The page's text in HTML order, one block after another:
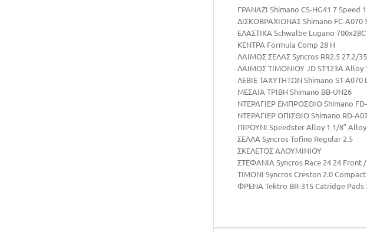
ΓΡΑΝΑΖΙ Shimano CS-HG41 7 Speed
ΔΙΣΚΟΒΡΑΧΙΩΝΑΣ Shimano FC-A070
ΕΛΑΣΤΙΚΑ Schwalbe Lugano 700x28C
ΚΕΝΤΡΑ Formula Comp 28 H
ΛΑΙΜΟΣ ΣΕΛΑΣ Syncros RR2.5 27.2/
ΛΑΙΜΟΣ ΤΙΜΟΝΙΟΥ JD ST123A Alloy
ΛΕΒΙΕ ΤΑΧΥΤΗΤΩΝ Shimano ST-A070
ΜΕΣΑΙΑ ΤΡΙΒΗ Shimano BB-UN26
ΝΤΕΡΑΓΙΕΡ ΕΜΠΡΟΣΘΙΟ Shimano
ΝΤΕΡΑΓΙΕΡ ΟΠΙΣΘΙΟ Shimano RD-
ΠΙΡΟΥΝΙ Speedster Alloy 1 1/8″
ΣΕΛΛΑ Syncros Tofino Regular 2.5
ΣΚΕΛΕΤΟΣ ΑΛΟΥΜΙΝΙΟΥ
ΣΤΕΦΑΝΙΑ Syncros Race 24 24 Front
ΤΙΜΟΝΙ Syncros Creston 2.0
ΦΡΕΝΑ Tektro BR-315 Catridge Pads